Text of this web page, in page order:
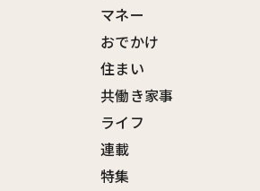
マネー
おでかけ
住まい
共働き家事
ライフ
連載
特集